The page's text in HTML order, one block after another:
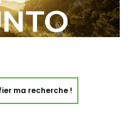
ma recherche !